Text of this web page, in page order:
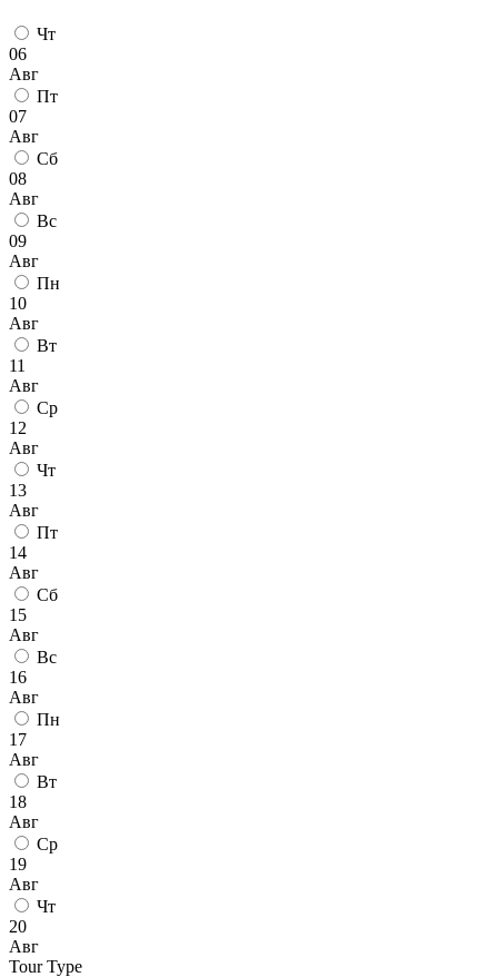
Чт
06
Авг
Пт
07
Авг
Сб
08
Авг
Вс
09
Авг
Пн
10
Авг
Вт
11
Авг
Ср
12
Авг
Чт
13
Авг
Пт
14
Авг
Сб
15
Авг
Вс
16
Авг
Пн
17
Авг
Вт
18
Авг
Ср
19
Авг
Чт
20
Авг
Tour Type